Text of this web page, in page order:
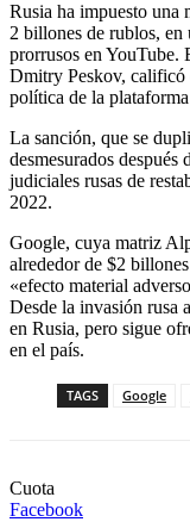
Rusia ha impuesto una
2 billones de rublos, en
prorrusos en YouTube.
Dmitry Peskov, calificó
política de la
La sanción, que se
desmesurados
judiciales rusas de
2022.
Google, cuya matriz
alrededor de $2
«efecto material
Desde la invasión rusa
en Rusia, pero sigue
en el país.
TAGS Google
Cuota
Facebook